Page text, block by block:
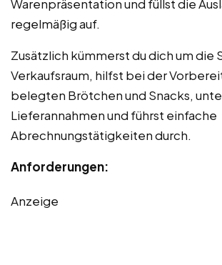
Warenpräsentation und füllst die
regelmäßig auf.
Zusätzlich kümmerst du dich um die
Verkaufsraum, hilfst bei der
belegten Brötchen und Snacks,
Lieferannahmen und führst einfache
Abrechnungstätigkeiten durch.
Anforderungen:
Anzeige